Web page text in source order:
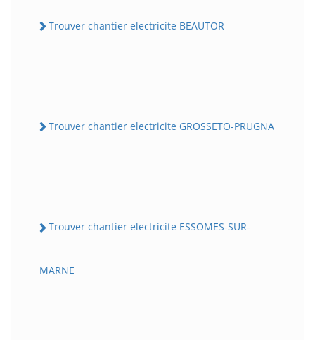
Trouver chantier electricite BEAUTOR
Trouver chantier electricite GROSSETO-PRUGNA
Trouver chantier electricite ESSOMES-SUR-
MARNE